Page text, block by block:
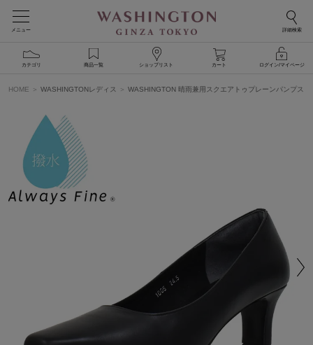
メニュー 詳細検索
カテゴリ 商品一覧 ショップリスト カート ログイン/マイページ
HOME WASHINGTONレディス WASHINGTON 晴雨兼用スクエアトゥプレーンパンプス